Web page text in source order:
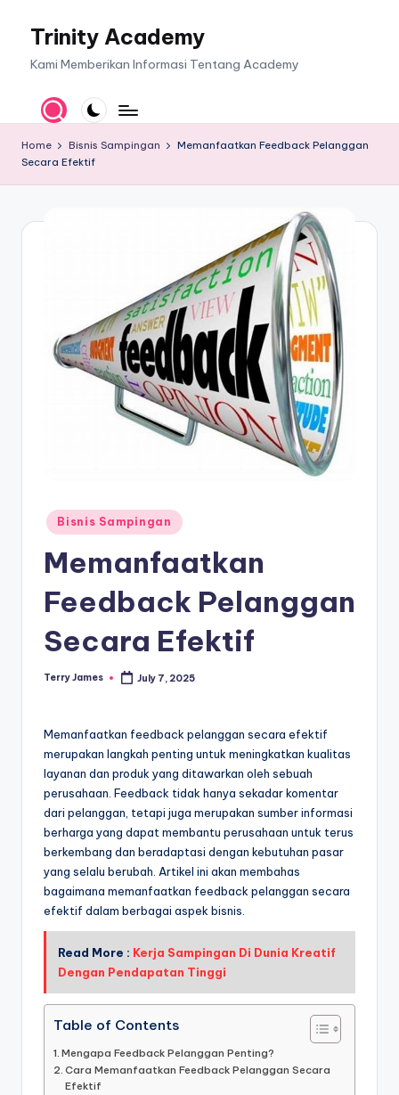
Trinity Academy
Kami Memberikan Informasi Tentang Academy
Home Bisnis Sampingan
Memanfaatkan Feedback Pelanggan
Secara Efektif
Posted
in
Bisnis Sampingan
Memanfaatkan
Feedback Pelanggan
Secara Efektif
Posted
Terry James July 7, 2025
Memanfaatkan feedback pelanggan secara efektif
merupakan langkah penting untuk meningkatkan kualitas
layanan dan produk yang ditawarkan oleh sebuah
perusahaan. Feedback tidak hanya sekadar komentar
dari pelanggan, tetapi juga merupakan sumber informasi
berharga yang dapat membantu perusahaan untuk terus
berkembang dan beradaptasi dengan kebutuhan pasar
yang selalu berubah. Artikel ini akan membahas
bagaimana memanfaatkan feedback pelanggan secara
efektif dalam berbagai aspek bisnis.
Read More : Kerja Sampingan Di Dunia Kreatif
Dengan Pendapatan Tinggi
Table of Contents
Mengapa Feedback Pelanggan Penting?
Cara Memanfaatkan Feedback Pelanggan Secara
Efektif